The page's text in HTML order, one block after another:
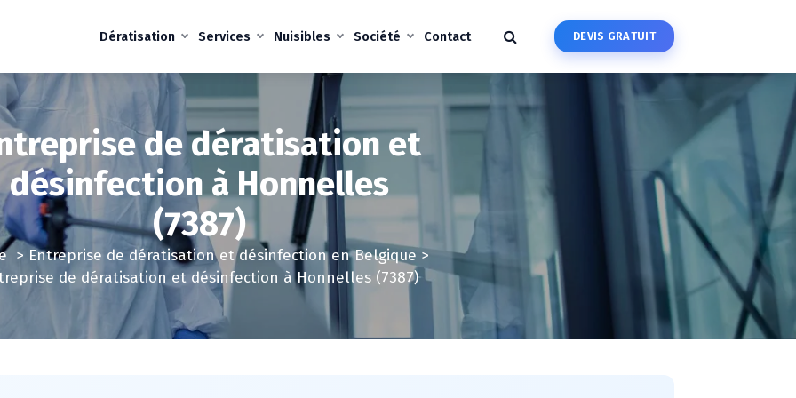
Dératisation Services Nuisibles Société Contact DEVIS GRATUIT
de dératisation et
désinfection à Honnelles
(7387)
> Entreprise de dératisation et désinfection en Belgique >
de dératisation et désinfection à Honnelles (7387)